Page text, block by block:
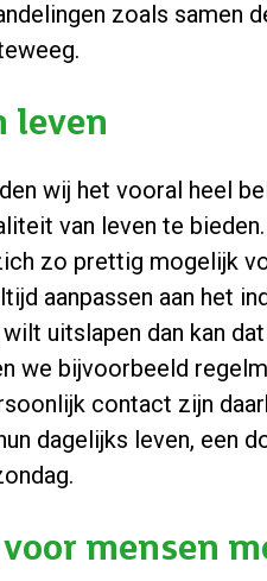
zoals samen
leven
wij het vooral heel
van leven te
zo prettig mogelijk
aanpassen aan het
uitslapen dan kan
we bijvoorbeeld
contact zijn
dagelijks leven, een
mensen